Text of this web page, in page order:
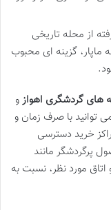
از محله تاریخی
ماپار، گزینه ای محبوب
های گردشگری اهوازو
توانید با صرف زمان و
خرید دسترسی
پرگردشگر مانند
اتاق مورد نظر، نسبت به